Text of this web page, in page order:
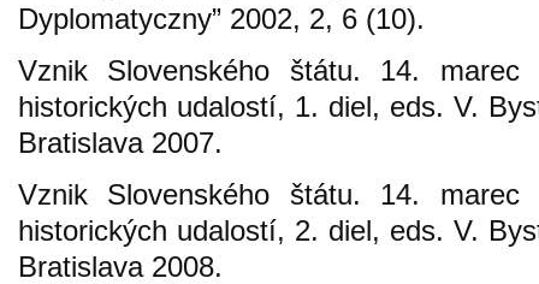
Dyplomatyczny” 2002, 2, 6 (10).
Vznik Slovenského štátu. 14. marec
historických udalostí, 1. diel, eds. V.
Bratislava 2007.
Vznik Slovenského štátu. 14. marec
historických udalostí, 2. diel, eds. V.
Bratislava 2008.